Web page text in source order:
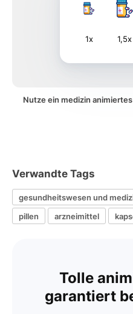
1x 1,5x
Nutze ein medizin
Verwandte Tags
gesundheitswesen und
pillen
arzneimittel
Tolle
garantiert